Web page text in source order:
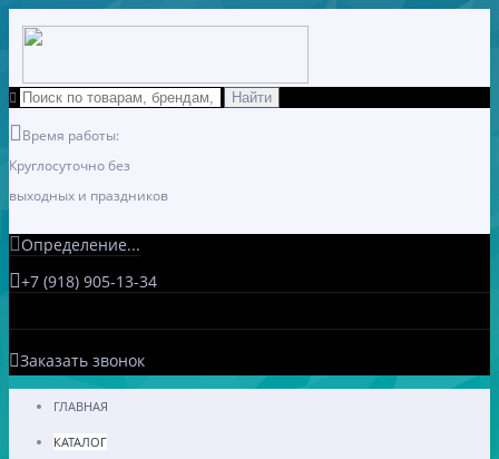
Время работы:
Круглосуточно без
выходных и праздников
Определение...
+7 (918) 905-13-34
Заказать звонок
ГЛАВНАЯ
КАТАЛОГ